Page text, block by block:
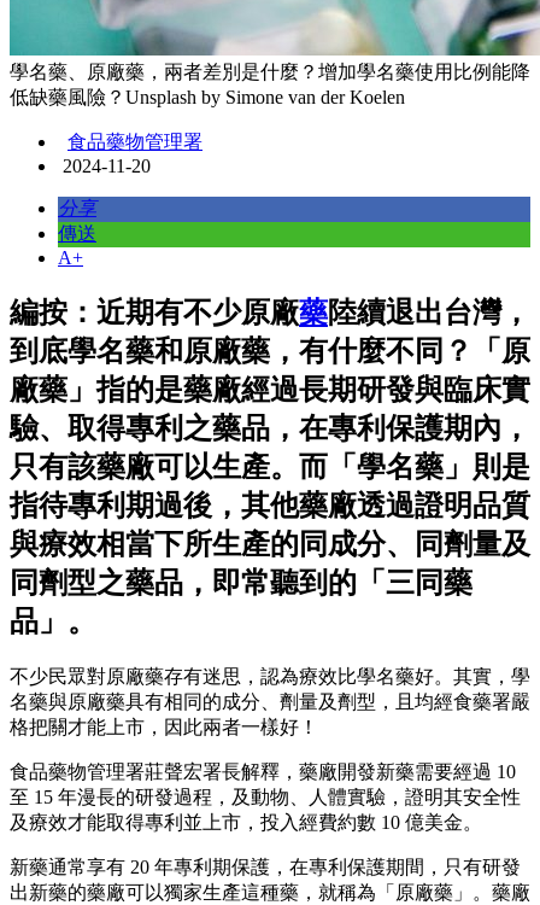
學名藥、原廠藥，兩者差別是什麼？增加學名藥使用比例能降
低缺藥風險？Unsplash by Simone van der Koelen
食品藥物管理署
2024-11-20
分享
傳送
A+
編按：近期有不少原廠藥陸續退出台灣，
到底學名藥和原廠藥，有什麼不同？「原
廠藥」指的是藥廠經過長期研發與臨床實
驗、取得專利之藥品，在專利保護期內，
只有該藥廠可以生產。而「學名藥」則是
指待專利期過後，其他藥廠透過證明品質
與療效相當下所生產的同成分、同劑量及
同劑型之藥品，即常聽到的「三同藥
品」。
不少民眾對原廠藥存有迷思，認為療效比學名藥好。其實，學
名藥與原廠藥具有相同的成分、劑量及劑型，且均經食藥署嚴
格把關才能上市，因此兩者一樣好！
食品藥物管理署莊聲宏署長解釋，藥廠開發新藥需要經過 10
至 15 年漫長的研發過程，及動物、人體實驗，證明其安全性
及療效才能取得專利並上市，投入經費約數 10 億美金。
新藥通常享有 20 年專利期保護，在專利保護期間，只有研發
出新藥的藥廠可以獨家生產這種藥，就稱為「原廠藥」。藥廠